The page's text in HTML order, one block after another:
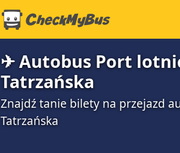
✈ Autobus Port
Tatrzańska
Znajdź tanie bilety na przejazd
Tatrzańska